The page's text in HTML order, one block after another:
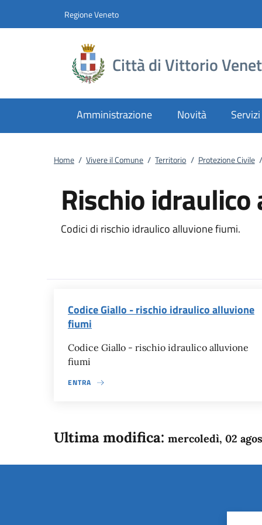
Regione Veneto
Città di Vittorio
Amministrazione Novità Servizi
Home / Vivere il Comune / Territorio / Protezione Civile /
Rischio
Codici di rischio idraulico alluvione fiumi.
Codice Giallo - rischio idraulico alluvione
fiumi
Codice Giallo - rischio idraulico alluvione
fiumi
ENTRA
Ultima modifica: mercoledì, 02